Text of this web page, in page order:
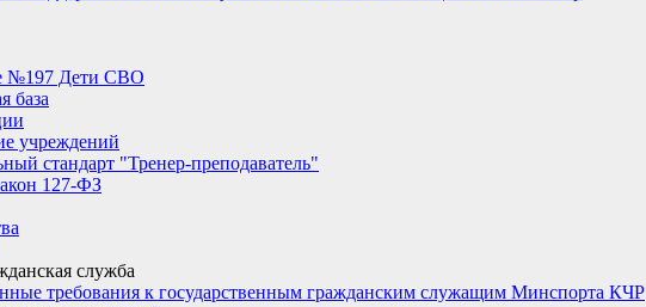
№197 Дети СВО
база
учреждений
стандарт "Тренер-преподаватель"
127-ФЗ
служба
требования к государственным гражданским служащим Минспорта КЧР